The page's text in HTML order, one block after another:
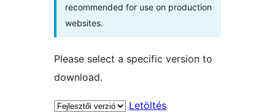
recommended for use on production
websites.
Please select a specific version to
download.
Letöltés